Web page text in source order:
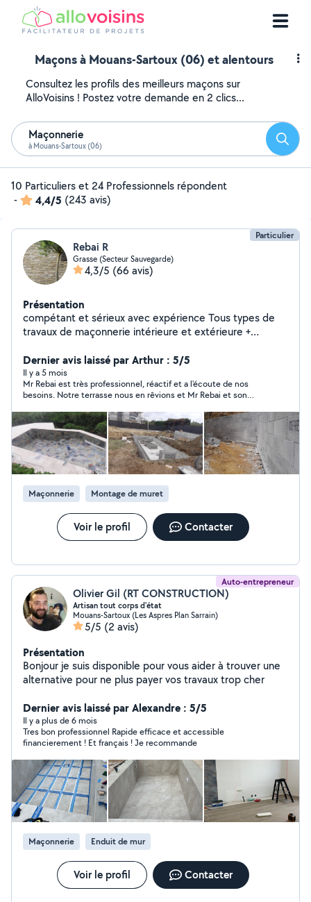
Maçons à Mouans-Sartoux (06) et alentours
Consultez les profils des meilleurs maçons sur
AlloVoisins ! Postez votre demande en 2 clics...
Maçonnerie
à Mouans-Sartoux (06)
10 Particuliers et 24 Professionnels répondent
-
4,4/5 (243 avis)
Particulier
Rebai R
Grasse (Secteur Sauvegarde)
4,3/5 (66 avis)
Présentation
compétant et sérieux avec expérience Tous types de
travaux de maçonnerie intérieure et extérieure +
Montage meuble Vous pouvez me joindre au tel mon
numéro est affiché sur mon profil
Dernier avis laissé par Arthur : 5/5
Il y a 5 mois
Mr Rebai est très professionnel, réactif et a l'écoute de nos
besoins. Notre terrasse nous en rêvions et Mr Rebai et son
Maçonnerie Montage de muret
Voir le profil Contacter
Auto-entrepreneur
Olivier Gil (RT CONSTRUCTION)
Artisan tout corps d'état
Mouans-Sartoux (Les Aspres Plan Sarrain)
5/5 (2 avis)
Présentation
Bonjour je suis disponible pour vous aider à trouver une
alternative pour ne plus payer vos travaux trop cher
Dernier avis laissé par Alexandre : 5/5
Il y a plus de 6 mois
Tres bon professionnel Rapide efficace et accessible
financierement ! Et français ! Je recommande
Maçonnerie Enduit de mur
Voir le profil Contacter